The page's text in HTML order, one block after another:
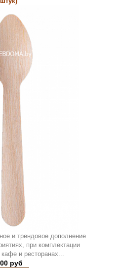
и трендовое дополнение
при комплектации
и ресторанах...
руб